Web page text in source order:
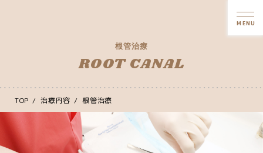
MENU
根管治療
ROOT CANAL
TOP 治療内容 根管治療